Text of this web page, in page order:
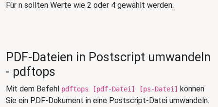
Für n sollten Werte wie 2 oder 4 gewählt werden.
PDF-Dateien in Postscript umwandeln
- pdftops
Mit dem Befehl pdftops [pdf-Datei] [ps-Datei] können
Sie ein PDF-Dokument in eine Postscript-Datei umwandeln.